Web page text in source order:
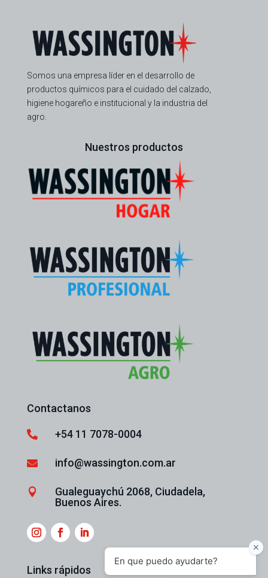
Somos una empresa líder en el desarrollo de
productos químicos para el cuidado del calzado,
higiene hogareño e institucional y la industria del
agro.
Nuestros productos
Contactanos
 +54 11 7078-0004
 info@wassington.com.ar

Gualeguaychú 2068, Ciudadela,
Buenos Aires.
Links rápidos